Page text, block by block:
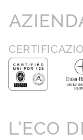
L’ECO